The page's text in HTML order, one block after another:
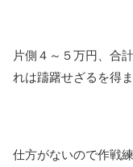
片側４～５万円、合
れは躊躇せざるを得
仕方がないので作戦